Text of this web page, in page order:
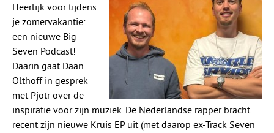
Heerlijk voor tijdens
je zomervakantie:
een nieuwe Big
Seven Podcast!
Daarin gaat Daan
Olthoff in gesprek
met Pjotr over de
inspiratie voor zijn muziek. De Nederlandse rapper bracht
recent zijn nieuwe Kruis EP uit (met daarop ex-Track Seven